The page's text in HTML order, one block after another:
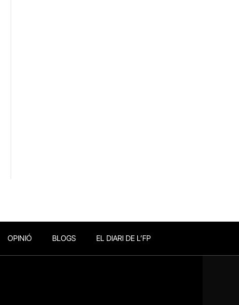
OPINIÓ BLOGS EL DIARI DE L’FP